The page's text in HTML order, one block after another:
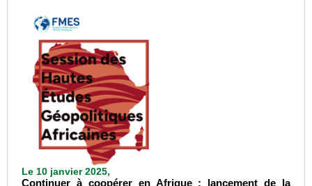
Le 10 janvier 2025,
Continuer à coopérer en Afrique : lancement de la